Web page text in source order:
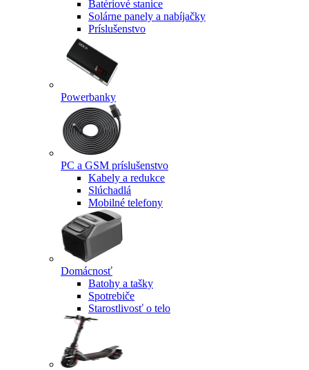
Batériové stanice
Solárne panely a nabíjačky
Príslušenstvo
Powerbanky
PC a GSM príslušenstvo
Kabely a redukce
Slúchadlá
Mobilné telefony
Domácnosť
Batohy a tašky
Spotrebiče
Starostlivosť o telo